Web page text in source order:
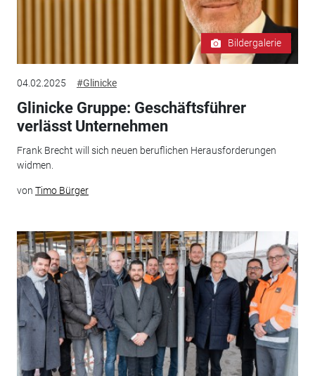
Bildergalerie
04.02.2025 #Glinicke
Glinicke Gruppe: Geschäftsführer
verlässt Unternehmen
Frank Brecht will sich neuen beruflichen Herausforderungen
widmen.
von Timo Bürger